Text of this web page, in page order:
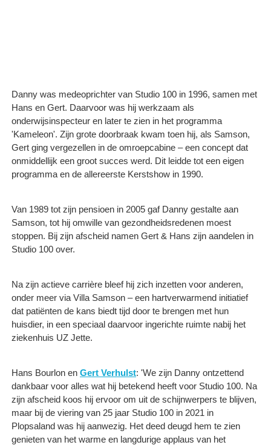
Danny was medeoprichter van Studio 100 in 1996, samen met
Hans en Gert. Daarvoor was hij werkzaam als
onderwijsinspecteur en later te zien in het programma
'Kameleon'. Zijn grote doorbraak kwam toen hij, als Samson,
Gert ging vergezellen in de omroepcabine – een concept dat
onmiddellijk een groot succes werd. Dit leidde tot een eigen
programma en de allereerste Kerstshow in 1990.
Van 1989 tot zijn pensioen in 2005 gaf Danny gestalte aan
Samson, tot hij omwille van gezondheidsredenen moest
stoppen. Bij zijn afscheid namen Gert & Hans zijn aandelen in
Studio 100 over.
Na zijn actieve carrière bleef hij zich inzetten voor anderen,
onder meer via Villa Samson – een hartverwarmend initiatief
dat patiënten de kans biedt tijd door te brengen met hun
huisdier, in een speciaal daarvoor ingerichte ruimte nabij het
ziekenhuis UZ Jette.
Hans Bourlon en Gert Verhulst: 'We zijn Danny ontzettend
dankbaar voor alles wat hij betekend heeft voor Studio 100. Na
zijn afscheid koos hij ervoor om uit de schijnwerpers te blijven,
maar bij de viering van 25 jaar Studio 100 in 2021 in
Plopsaland was hij aanwezig. Het deed deugd hem te zien
genieten van het warme en langdurige applaus van het